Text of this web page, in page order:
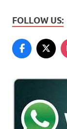
FOLLOW US: